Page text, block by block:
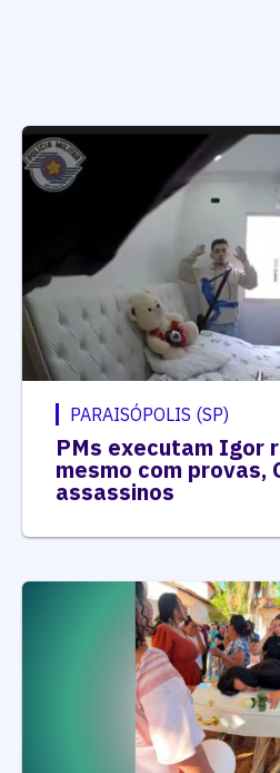
PARAISÓPOLIS (SP)
PMs executam Igor
mesmo com provas,
assassinos